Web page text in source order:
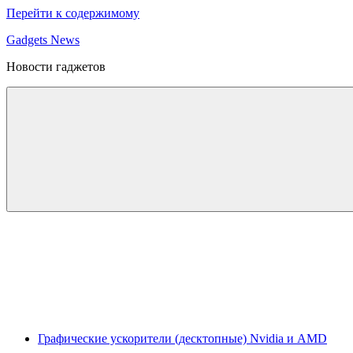
Перейти к содержимому
Gadgets News
Новости гаджетов
Графические ускорители (десктопные) Nvidia и AMD